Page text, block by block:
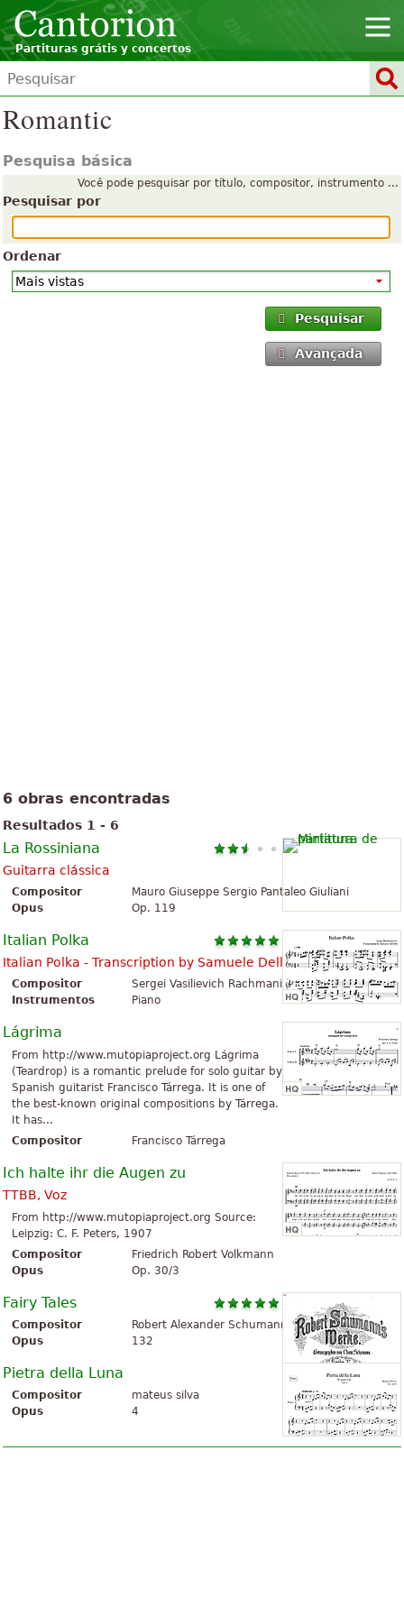
Partituras grátis y concertos
Romantic
Pesquisa básica
Você pode pesquisar por título, compositor, instrumento ...
Pesquisar por
Ordenar
Pesquisar
Avançada
6 obras encontradas
Resultados 1 - 6
La Rossiniana
Guitarra clássica
Compositor
Mauro Giuseppe Sergio Pantaleo Giuliani
Opus
Op. 119
Italian Polka
Italian Polka - Transcription by Samuele Dell'Oro
Compositor
Sergei Vasilievich Rachmaninoff
Instrumentos
Piano
Lágrima
From http://www.mutopiaproject.org Lágrima
(Teardrop) is a romantic prelude for solo guitar by
Spanish guitarist Francisco Tárrega. It is one of
the best-known original compositions by Tárrega.
It has...
Compositor
Francisco Tárrega
Ich halte ihr die Augen zu
TTBB, Voz
From http://www.mutopiaproject.org Source:
Leipzig: C. F. Peters, 1907
Compositor
Friedrich Robert Volkmann
Opus
Op. 30/3
Fairy Tales
Compositor
Robert Alexander Schumann
Opus
132
Pietra della Luna
Compositor
mateus silva
Opus
4